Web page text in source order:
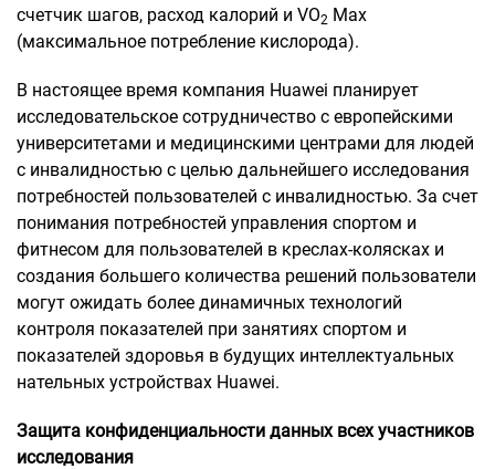
счетчик шагов, расход калорий и VO2 Max
(максимальное потребление кислорода).
В настоящее время компания Huawei планирует
исследовательское сотрудничество с европейскими
университетами и медицинскими центрами для людей
с инвалидностью с целью дальнейшего исследования
потребностей пользователей с инвалидностью. За счет
понимания потребностей управления спортом и
фитнесом для пользователей в креслах-колясках и
создания большего количества решений пользователи
могут ожидать более динамичных технологий
контроля показателей при занятиях спортом и
показателей здоровья в будущих интеллектуальных
нательных устройствах Huawei.
Защита конфиденциальности данных всех участников
исследования